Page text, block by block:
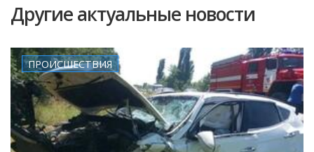
Другие актуальные новости
ПРОИСШЕСТВИЯ